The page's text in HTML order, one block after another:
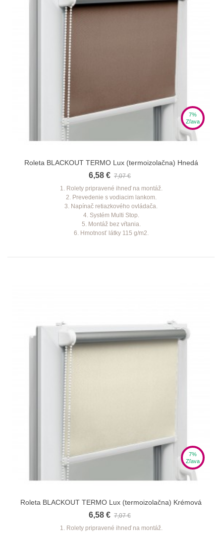
7%
Zľava
Roleta BLACKOUT TERMO Lux (termoizolačna) Hnedá
6,58 € 7,07 €
1. Rolety pripravené ihneď na montáž.
2. Prevedenie s vodiacim lankom.
3. Napínač retiazkového ovládača.
4. Systém Multi Stop.
5. Montáž bez vŕtania.
6. Hmotnosť látky 115 g/m2.
7%
Zľava
Roleta BLACKOUT TERMO Lux (termoizolačna) Krémová
6,58 € 7,07 €
1. Rolety pripravené ihneď na montáž.